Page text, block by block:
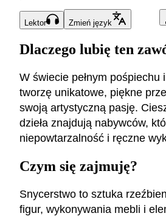
Lektor Zmień język
Dlaczego lubię ten
W świecie pełnym pośpiechu
tworzę unikatowe, piękne
swoją artystyczną pasję.
dzieła znajdują nabywców,
niepowtarzalność i ręczne
Czym się zajmuję?
Snycerstwo to sztuka
figur, wykonywania mebli i